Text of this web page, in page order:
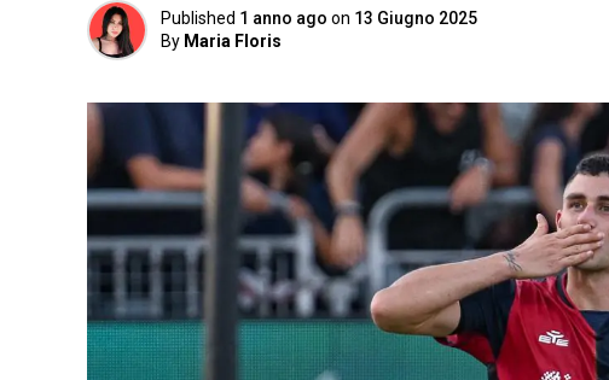
Published 1 anno ago on 13 Giugno 2025
By Maria Floris